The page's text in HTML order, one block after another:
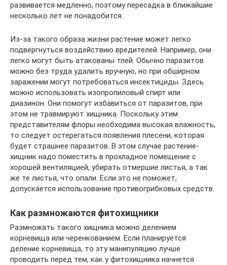
развивается медленно, поэтому пересадка в ближайшие
несколько лет не понадобится.
Из-за такого образа жизни растение может легко
подвергнуться воздействию вредителей. Например, они
легко могут быть атакованы тлей. Обычно паразитов
можно без труда удалить вручную, но при обширном
заражении могут потребоваться инсектициды. Здесь
можно использовать изопропиловый спирт или
диазинон. Они помогут избавиться от паразитов, при
этом не травмируют хищника. Поскольку этим
представителям флоры необходима высокая влажность,
то следует остерегаться появления плесени, которая
будет страшнее паразитов. В этом случае растение-
хищник надо поместить в прохладное помещение с
хорошей вентиляцией, убирать отмершие листья, а так
же те листья, что опали. Если это не поможет,
допускается использование противогрибковых средств.
Как размножаются фитохищники
Размножать такого хищника можно делением
корневища или черенкованием. Если планируется
деление корневища, то эту манипуляцию лучше
проводить перед тем, как у фитохищника начнется